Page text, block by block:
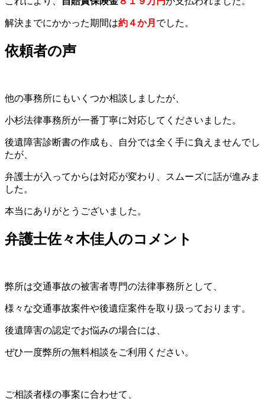
解決までにかかった期間は約４か月 でした。
依頼者の声
他の事務所にもいくつか相談しましたが、
小杉法律事務所が一番丁寧に対応してくださいました。
後遺障害診断書の作成も、自分では全く手に負えませんでし
たが、
弁護士が入ってからは対応が変わり、スムーズに話が進みま
した。
本当にありがとうございました。
弁護士佐々木佳人のコメント
弊所は交通事故の被害者専門の法律事務所として、
様々な交通事故案件や後遺症案件を取り扱っております。
後遺障害の認定でお悩みの場合には、
ぜひ一度弊所の無料相談をご利用ください。
ご相談者様の事案に合わせて、